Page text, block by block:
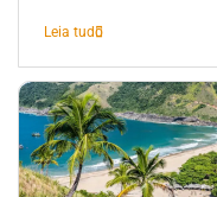
Leia tudo